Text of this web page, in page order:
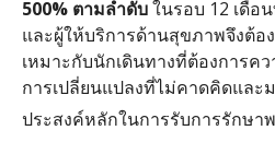
500% ตามลำดับในรอบ 12 เดือ
และผู้ให้บริการด้านสุขภาพจึงต้อ
เหมาะกับนักเดินทางที่ต้องการค
การเปลี่ยนแปลงที่ไม่คาดคิดและ
ประสงค์หลักในการรับการรักษา